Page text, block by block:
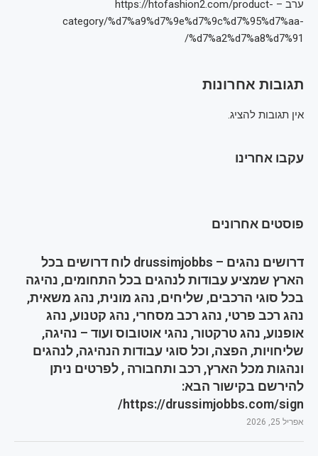
ערב – https://htofashion2.com/product-
category/%d7%a9%d7%9e%d7%9c%d7%95%d7%aa-
%d7%a2%d7%a8%d7%91/
תגובות אחרונות
אין תגובות להציג.
עקבו אחרינו
פוסטים אחרונים
דרושים נהגים – drussimjobbs לוח דרושים בכל
הארץ שמציע עבודות לנהגים בכל התחומים, נהיגה
בכל סוגי הרכבים, שליחים, נהג מונית, נהג משאית,
נהג רכב פרטי, נהג רכב מסחרי, נהג קטנוע, נהג
אופנוע, נהג טרקטור, נהגי אוטובוס ועוד – נהיגה,
שליחויות, הפצה, וכל סוגי עבודות הנהיגה, לנהגים
ונהגות מכל הארץ, רכב ותחבורה , לפרטים ניתן
להירשם בקישור הבא:
https://drussimjobbs.com/sign/
אפריל 25, 2026